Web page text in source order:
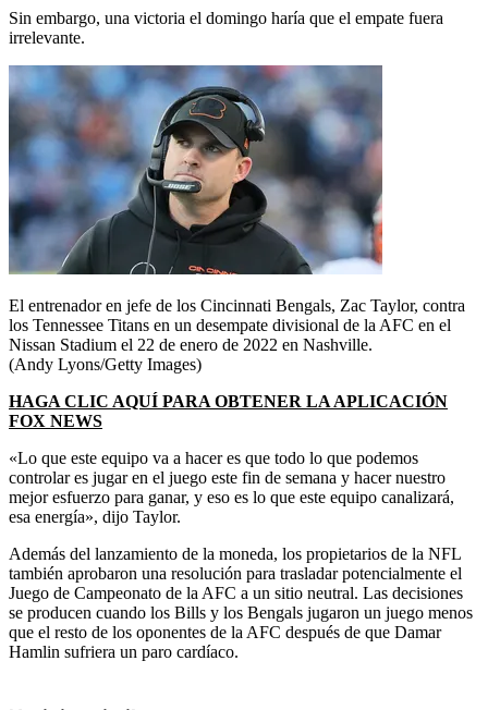
Sin embargo, una victoria el domingo haría que el empate fuera
irrelevante.
El entrenador en jefe de los Cincinnati Bengals, Zac Taylor, contra
los Tennessee Titans en un desempate divisional de la AFC en el
Nissan Stadium el 22 de enero de 2022 en Nashville.
(Andy Lyons/Getty Images)
HAGA CLIC AQUÍ PARA OBTENER LA APLICACIÓN
FOX NEWS
«Lo que este equipo va a hacer es que todo lo que podemos
controlar es jugar en el juego este fin de semana y hacer nuestro
mejor esfuerzo para ganar, y eso es lo que este equipo canalizará,
esa energía», dijo Taylor.
Además del lanzamiento de la moneda, los propietarios de la NFL
también aprobaron una resolución para trasladar potencialmente el
Juego de Campeonato de la AFC a un sitio neutral. Las decisiones
se producen cuando los Bills y los Bengals jugaron un juego menos
que el resto de los oponentes de la AFC después de que Damar
Hamlin sufriera un paro cardíaco.